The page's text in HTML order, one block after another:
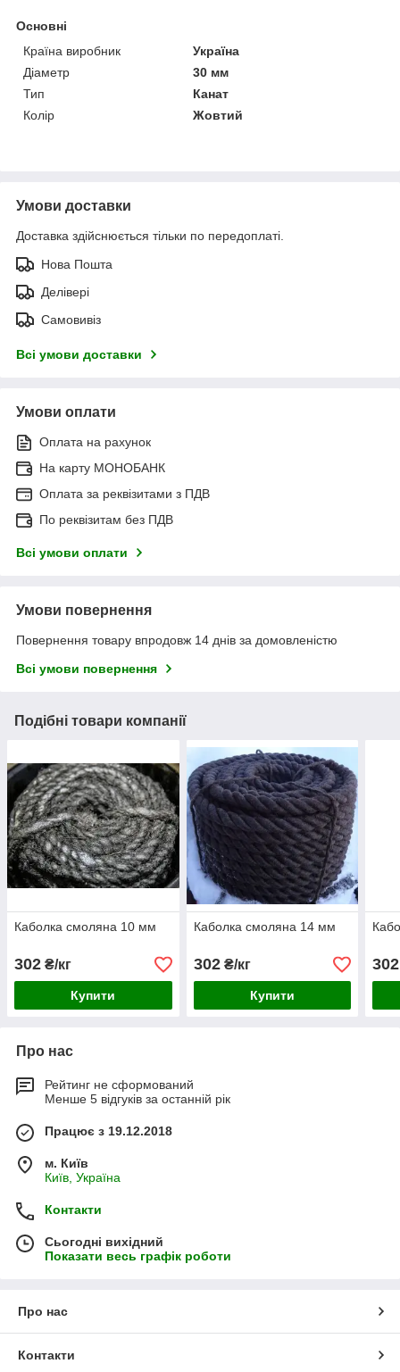
Основні
Країна виробник
Україна
Діаметр
30 мм
Тип
Канат
Колір
Жовтий
Умови доставки
Доставка здійснюється тільки по передоплаті.
Нова Пошта
Делівері
Самовивіз
Всі умови доставки
Умови оплати
Оплата на рахунок
На карту МОНОБАНК
Оплата за реквізитами з ПДВ
По реквізитам без ПДВ
Всі умови оплати
Умови повернення
Повернення товару впродовж 14 днів за домовленістю
Всі умови повернення
Подібні товари компанії
Каболка смоляна 10 мм
302 ₴/кг
Купити
Каболка смоляна 14 мм
302₴/кг
Купити
302
Про нас
Рейтинг не сформований
Менше 5 відгуків за останній рік
Працює з 19.12.2018
м. Київ
Київ, Україна
Контакти
Сьогодні вихідний
Показати весь графік роботи
Про нас
Контакти